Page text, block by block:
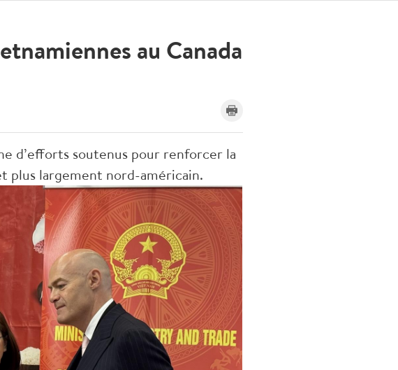
au Canada
d’efforts soutenus pour renforcer la
plus largement nord-américain.